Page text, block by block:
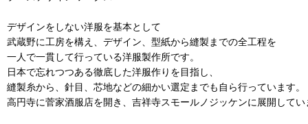
デザインをしない洋服を基本として
武蔵野に工房を構え、デザイン、型紙から縫製までの全工程を
一人で一貫して行っている洋服製作所です。
日本で忘れつつある徹底した洋服作りを目指し、
縫製糸から、針目、芯地などの細かい選定までも自ら行っています。
高円寺に菅家酒服店を開き、吉祥寺スモールノジッケンに展開してい